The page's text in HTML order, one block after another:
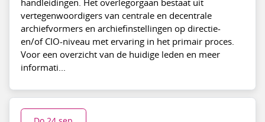
vertegenwoordigers van centrale en decentrale
archiefvormers en archiefinstellingen op directie-
en/of CIO-niveau met ervaring in het primair proces.
Voor een overzicht van de huidige leden en meer
informati...